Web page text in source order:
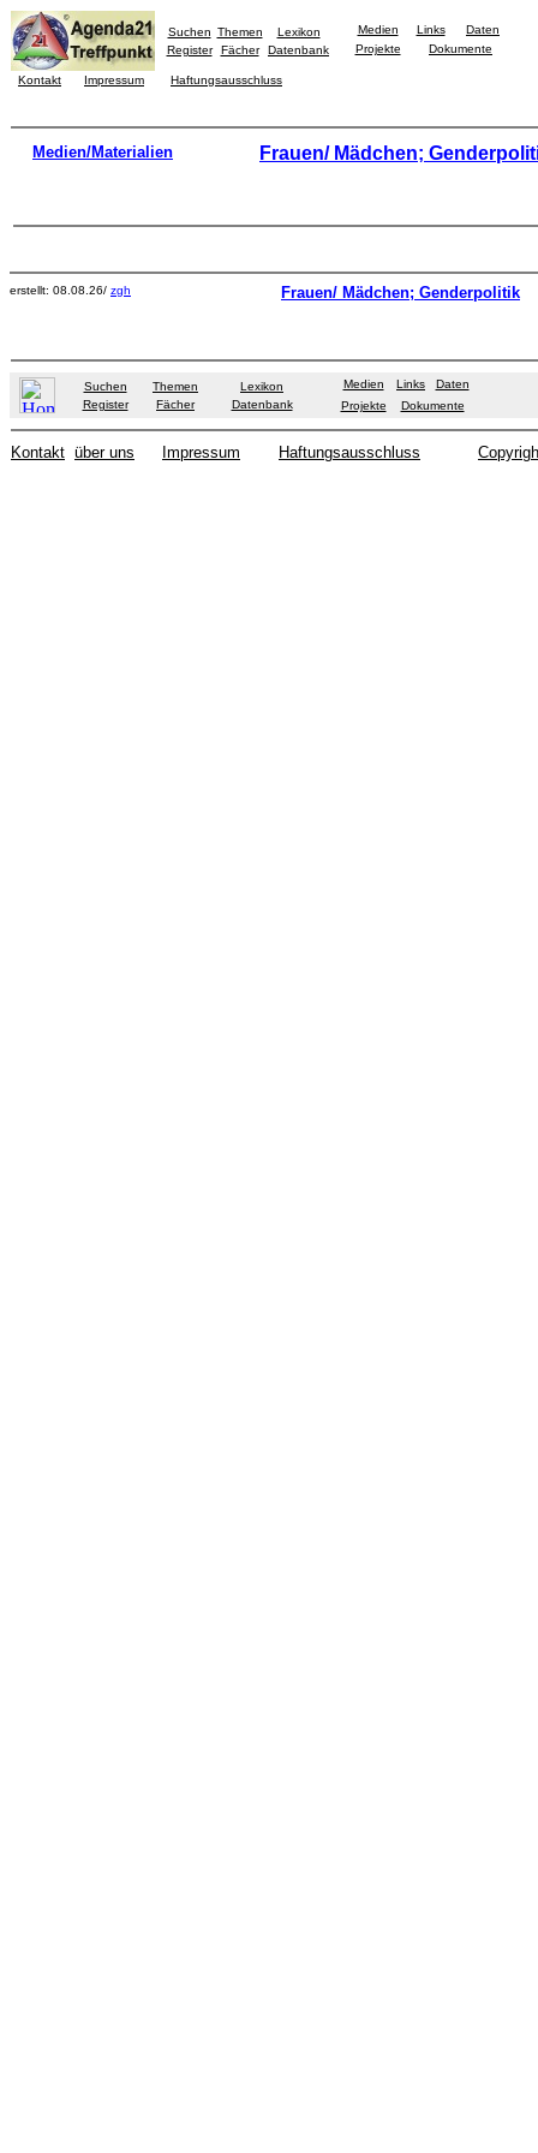
Suchen Themen
Lexikon
Register
Fächer Datenbank
Medien Links
Daten
Projekte
Dokumente
Kontakt Impressum Haftungsausschluss
Medien/Materialien Frauen/ Mädchen;
erstellt: 08.08.26/ zgh Frauen/ Mädchen; Genderpolitik
Suchen Themen
Lexikon
Register
Fächer Datenbank
Medien Links
Daten
Projekte
Dokumente
Kontakt über uns Impressum Haftungsausschluss